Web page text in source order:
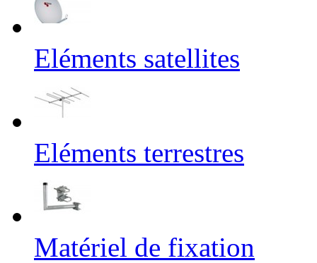
Eléments satellites
Eléments terrestres
Matériel de fixation